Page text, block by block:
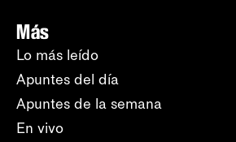
Más
Lo más leído
Apuntes del día
Apuntes de la semana
En vivo